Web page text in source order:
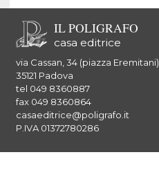
IL POLIGRAFO
casa editrice
via Cassan, 34 (piazza Eremitani)
35121 Padova
tel 049 8360887
fax 049 8360864
casaeditrice@poligrafo.it
P.IVA 01372780286